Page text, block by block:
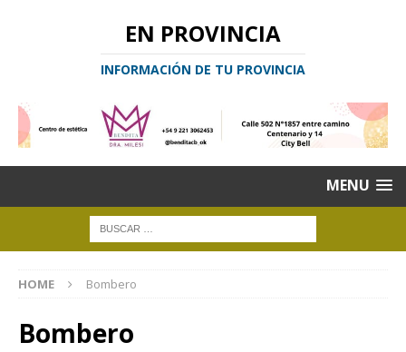
EN PROVINCIA
INFORMACIÓN DE TU PROVINCIA
MENU
HOME Bombero
Bombero